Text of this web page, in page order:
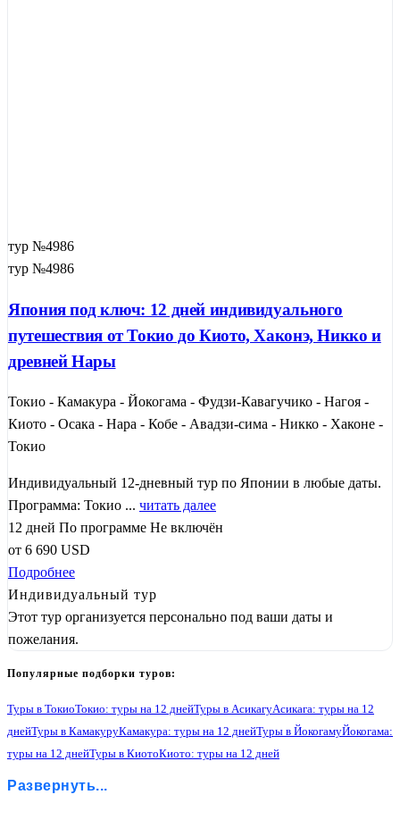
тур №4986
тур №4986
Япония под ключ: 12 дней индивидуального
путешествия от Токио до Киото, Хаконэ, Никко и
древней Нары
Токио - Камакура - Йокогама - Фудзи-Кавагучико - Нагоя -
Киото - Осака - Нара - Кобе - Авадзи-сима - Никко - Хаконе -
Токио
Индивидуальный 12-дневный тур по Японии в любые даты.
Программа: Токио ... читать далее
12 дней По программе Не включён
от 6 690 USD
Подробнее
Индивидуальный тур
Этот тур организуется персонально под ваши даты и
пожелания.
Популярные подборки туров:
Туры в ТокиоТокио: туры на 12 днейТуры в АсикагуАсикага: туры на 12
днейТуры в КамакуруКамакура: туры на 12 днейТуры в ЙокогамуЙокогама:
туры на 12 днейТуры в КиотоКиото: туры на 12 дней
Туры в ХимедзиХимедзи: туры на 12 дней
Развернуть...